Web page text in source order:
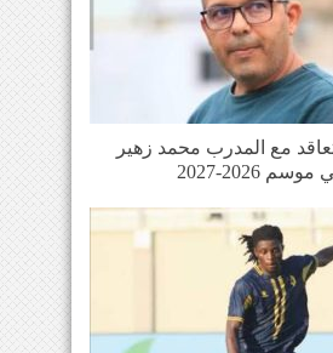
مع المدرب محمد زهير
2026-2027